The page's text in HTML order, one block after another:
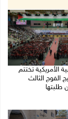
الأمريكية تختتم
الفوج الثالث
طلبتها